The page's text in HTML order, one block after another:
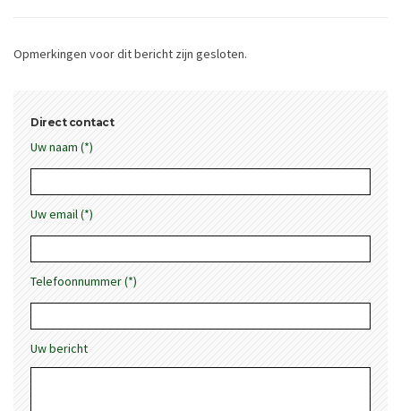
Opmerkingen voor dit bericht zijn gesloten.
Direct contact
Uw naam (*)
Uw email (*)
Telefoonnummer (*)
Uw bericht